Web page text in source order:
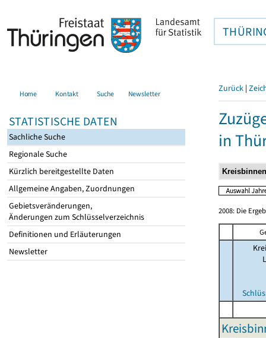
Home Kontakt Suche Newsletter
STATISTISCHE DATEN
Sachliche Suche
Regionale Suche
Kürzlich bereitgestellte Daten
Allgemeine Angaben, Zuordnungen
Gebietsveränderungen,
Änderungen zum Schlüsselverzeichnis
Definitionen und Erläuterungen
Newsletter
Zurück |
in
2008: Die